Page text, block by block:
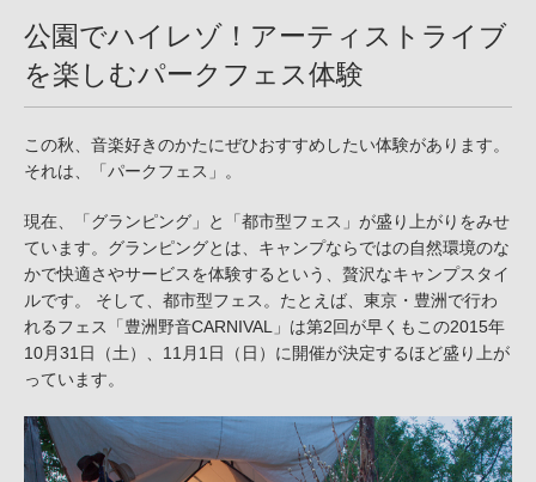
公園でハイレゾ！アーティストライブ
を楽しむパークフェス体験
この秋、音楽好きのかたにぜひおすすめしたい体験があります。
それは、「パークフェス」。
現在、「グランピング」と「都市型フェス」が盛り上がりをみせ
ています。グランピングとは、キャンプならではの自然環境のな
かで快適さやサービスを体験するという、贅沢なキャンプスタイ
ルです。 そして、都市型フェス。たとえば、東京・豊洲で行わ
れるフェス「豊洲野音CARNIVAL」は第2回が早くもこの2015年
10月31日（土）、11月1日（日）に開催が決定するほど盛り上が
っています。